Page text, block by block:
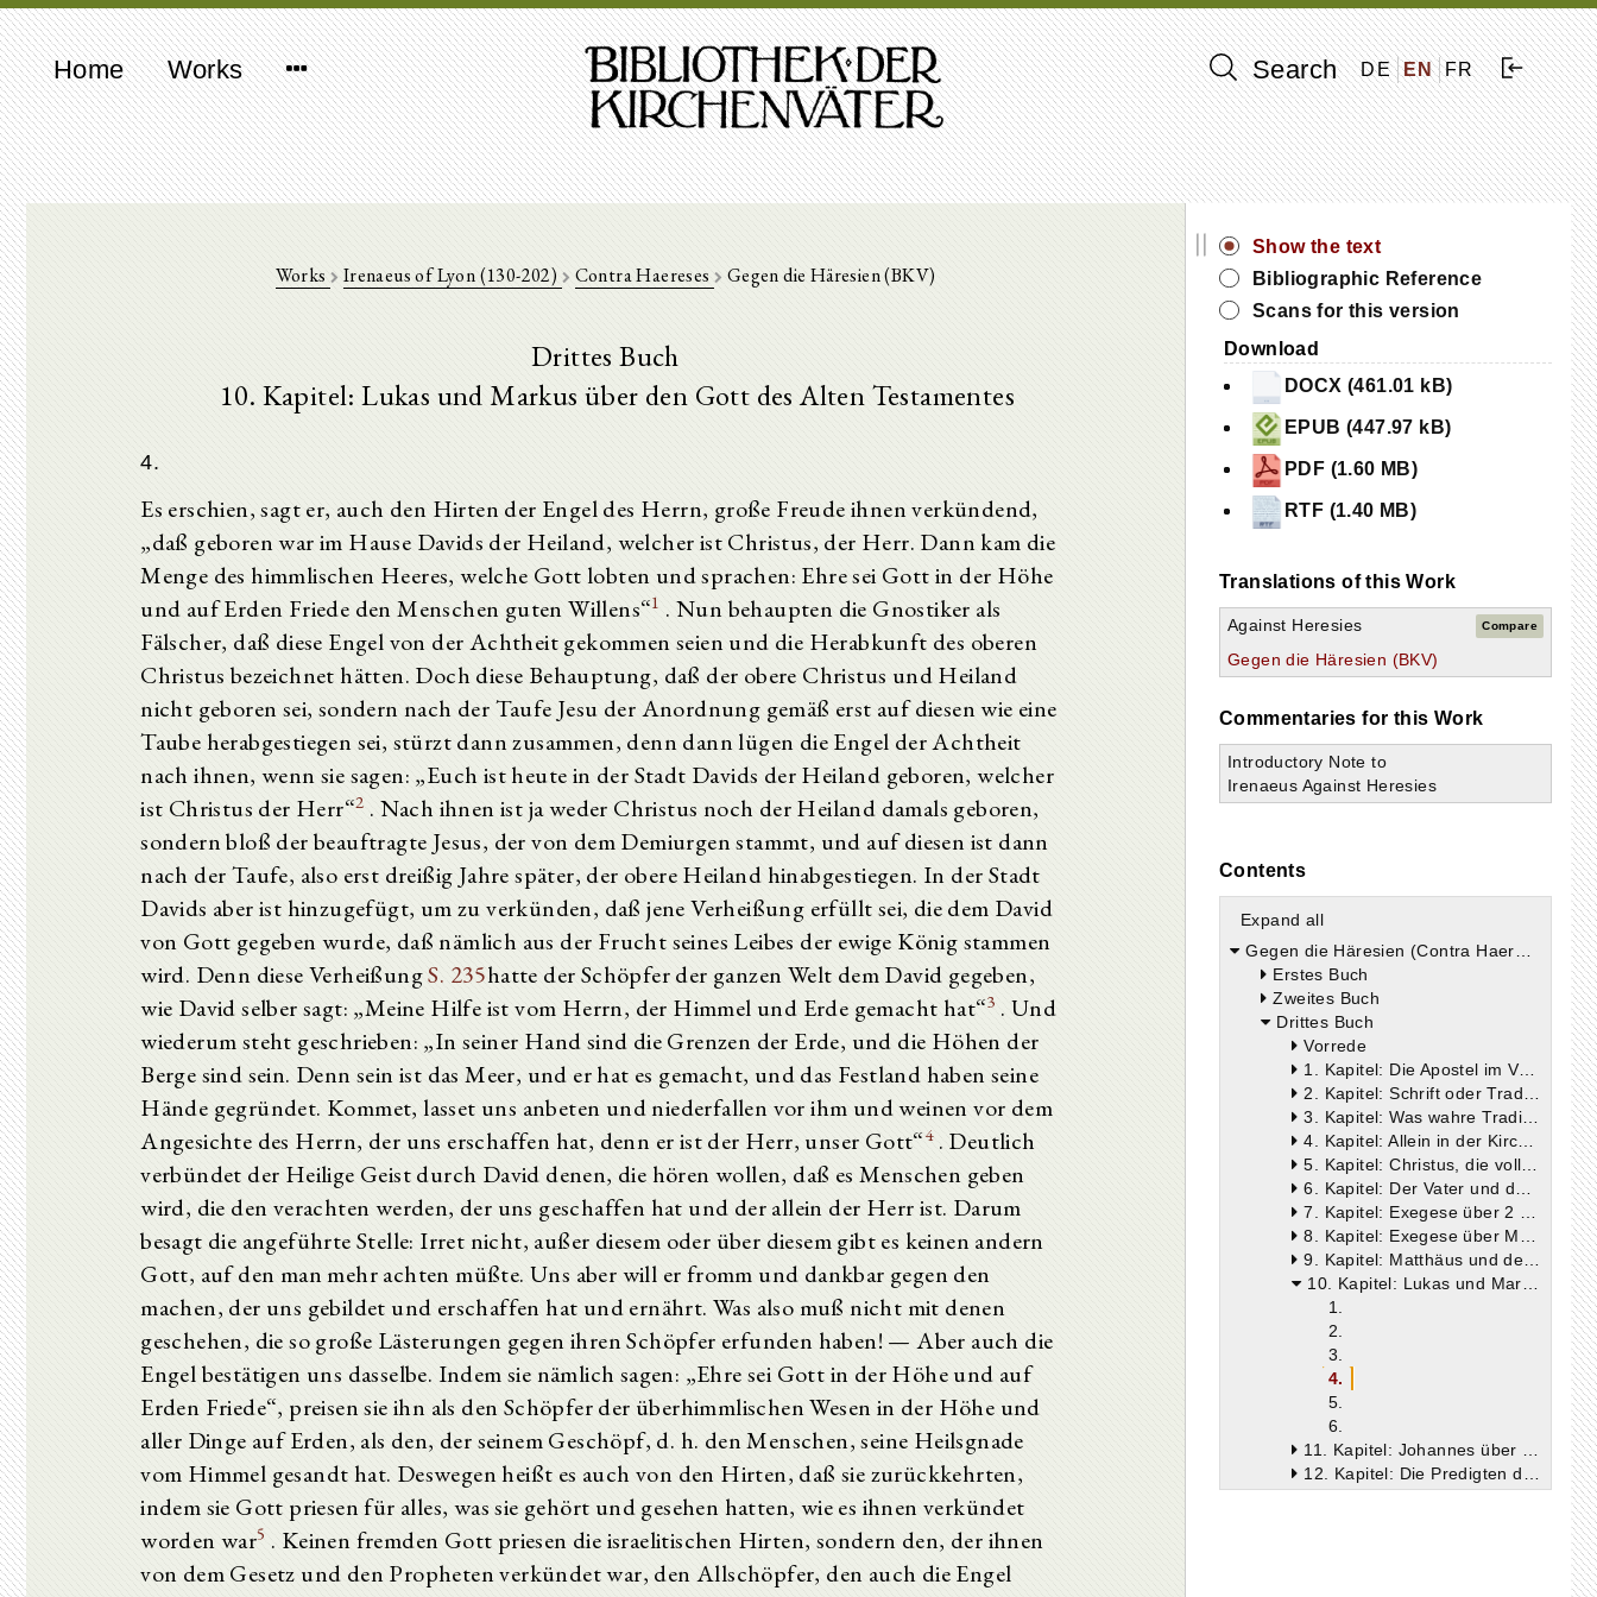
Home Works Search DE EN FR
Works Irenaeus of Lyon (130-202) Contra Haereses Gegen die Häresien (BKV)
Drittes Buch
10. Kapitel: Lukas und Markus über den Gott des Alten Testamentes
4.
Es erschien, sagt er, auch den Hirten der Engel des Herrn, große Freude ihnen verkündend,
„daß geboren war im Hause Davids der Heiland, welcher ist Christus, der Herr. Dann kam die
Menge des himmlischen Heeres, welche Gott lobten und sprachen: Ehre sei Gott in der Höhe
und auf Erden Friede den Menschen guten Willens“1 . Nun behaupten die Gnostiker als
Fälscher, daß diese Engel von der Achtheit gekommen seien und die Herabkunft des oberen
Christus bezeichnet hätten. Doch diese Behauptung, daß der obere Christus und Heiland
nicht geboren sei, sondern nach der Taufe Jesu der Anordnung gemäß erst auf diesen wie eine
Taube herabgestiegen sei, stürzt dann zusammen, denn dann lügen die Engel der Achtheit
nach ihnen, wenn sie sagen: „Euch ist heute in der Stadt Davids der Heiland geboren, welcher
ist Christus der Herr“2 . Nach ihnen ist ja weder Christus noch der Heiland damals geboren,
sondern bloß der beauftragte Jesus, der von dem Demiurgen stammt, und auf diesen ist dann
nach der Taufe, also erst dreißig Jahre später, der obere Heiland hinabgestiegen. In der Stadt
Davids aber ist hinzugefügt, um zu verkünden, daß jene Verheißung erfüllt sei, die dem David
von Gott gegeben wurde, daß nämlich aus der Frucht seines Leibes der ewige König stammen
wird. Denn diese VerheißungS. 235hatte der Schöpfer der ganzen Welt dem David gegeben,
wie David selber sagt: „Meine Hilfe ist vom Herrn, der Himmel und Erde gemacht hat“3 . Und
wiederum steht geschrieben: „In seiner Hand sind die Grenzen der Erde, und die Höhen der
Berge sind sein. Denn sein ist das Meer, und er hat es gemacht, und das Festland haben seine
Hände gegründet. Kommet, lasset uns anbeten und niederfallen vor ihm und weinen vor dem
Angesichte des Herrn, der uns erschaffen hat, denn er ist der Herr, unser Gott“4. Deutlich
verbündet der Heilige Geist durch David denen, die hören wollen, daß es Menschen geben
wird, die den verachten werden, der uns geschaffen hat und der allein der Herr ist. Darum
besagt die angeführte Stelle: Irret nicht, außer diesem oder über diesem gibt es keinen andern
Gott, auf den man mehr achten müßte. Uns aber will er fromm und dankbar gegen den
machen, der uns gebildet und erschaffen hat und ernährt. Was also muß nicht mit denen
geschehen, die so große Lästerungen gegen ihren Schöpfer erfunden haben! — Aber auch die
Engel bestätigen uns dasselbe. Indem sie nämlich sagen: „Ehre sei Gott in der Höhe und auf
Erden Friede“, preisen sie ihn als den Schöpfer der überhimmlischen Wesen in der Höhe und
aller Dinge auf Erden, als den, der seinem Geschöpf, d. h. den Menschen, seine Heilsgnade
vom Himmel gesandt hat. Deswegen heißt es auch von den Hirten, daß sie zurückkehrten,
indem sie Gott priesen für alles, was sie gehört und gesehen hatten, wie es ihnen verkündet
worden war5 . Keinen fremden Gott priesen die israelitischen Hirten, sondern den, der ihnen
von dem Gesetz und den Propheten verkündet war, den Allschöpfer, den auch die Engel
||
Show the text
Bibliographic Reference
Scans for this version
Download
DOCX (461.01 kB)
EPUB (447.97 kB)
PDF (1.60 MB)
RTF (1.40 MB)
Translations of this Work
Against Heresies Compare
Gegen die Häresien (BKV)
Commentaries for this Work
Introductory Note to
Irenaeus Against Heresies
Contents
Expand all
Gegen die Häresien (Contra Haereses)
Erstes Buch
Zweites Buch
Drittes Buch
Vorrede
1. Kapitel: Die Apostel im Vollbesitz der Wahrheit
2. Kapitel: Schrift oder Tradition werden nach Belieben verworfen
3. Kapitel: Was wahre Tradition ist
4. Kapitel: Allein in der Kirche ist die wahre Tradition
5. Kapitel: Christus, die vollkommene Wahrheit
6. Kapitel: Der Vater und der Sohn sind wahrer Gott
7. Kapitel: Exegese über 2 Kor. 4,4
8. Kapitel: Exegese über Mt. 6,24
9. Kapitel: Matthäus und der Gott des Alten Testamentes
10. Kapitel: Lukas und Markus über den Gott des Alten Testamentes
1.
2.
3.
4.
5.
6.
11. Kapitel: Johannes über dasselbe Thema. — Die vier Evangelien als Ganzes
12. Kapitel: Die Predigten der Apostel